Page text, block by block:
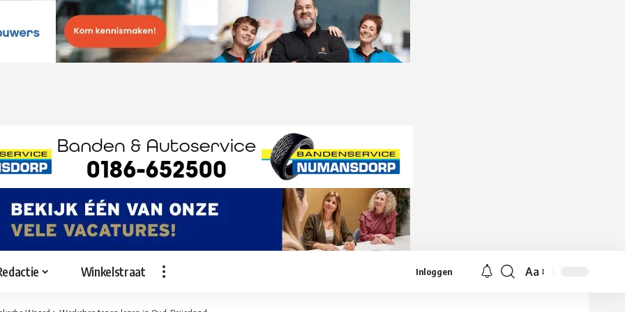
Winkelstraat Inloggen
Lettergrootte
Aa